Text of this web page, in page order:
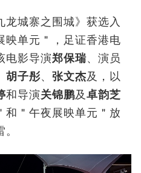
龙城寨之围城》获选入
映单元＂，足证香港电
电影导演郑保瑞、演员
胡子彤、 张文杰及，以
和导演关锦鹏及 卓韵芝
和＂午夜展映单元＂放